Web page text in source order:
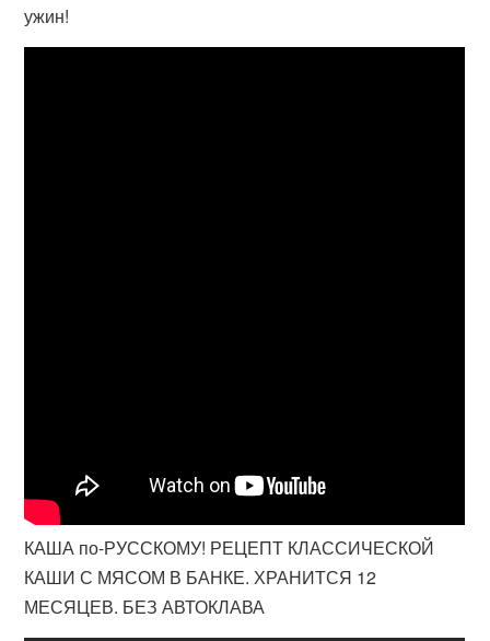
ужин!
КАША по-РУССКОМУ! РЕЦЕПТ КЛАССИЧЕСКОЙ
КАШИ С МЯСОМ В БАНКЕ. ХРАНИТСЯ 12
МЕСЯЦЕВ. БЕЗ АВТОКЛАВА